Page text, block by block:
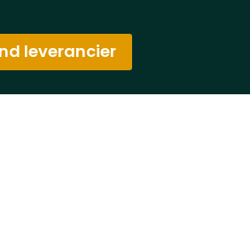
leverancier